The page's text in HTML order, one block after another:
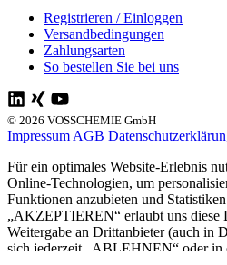
Registrieren / Einloggen
Versandbedingungen
Zahlungsarten
So bestellen Sie bei uns
© 2026 VOSSCHEMIE GmbH
Impressum AGB
Für ein optimales Website-Erlebnis
Online-Technologien, um
Funktionen anzubieten und
„AKZEPTIEREN“ erlaubt uns diese
Weitergabe an Drittanbieter (auch in
sich jederzeit „ABLEHNEN“ oder